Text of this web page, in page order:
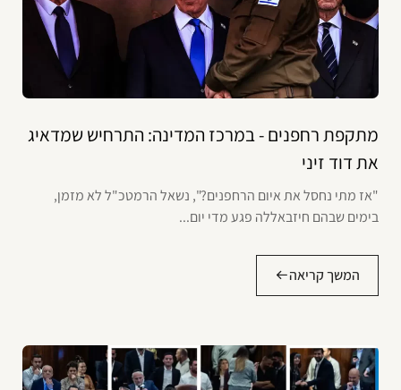
מתקפת רחפנים - במרכז המדינה: התרחיש שמדאיג
את דוד זיני
"אז מתי נחסל את איום הרחפנים?", נשאל הרמטכ"ל לא מזמן,
בימים שבהם חיזבאללה פגע מדי יום...
המשך קריאה